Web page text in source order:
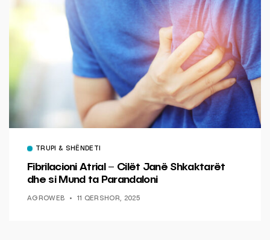
TRUPI & SHËNDETI
Fibrilacioni Atrial – Cilët Janë Shkaktarët
dhe si Mund ta Parandaloni
AGROWEB 11 QERSHOR, 2025